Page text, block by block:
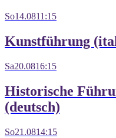
So14.0811:15
Kunstführung
Sa20.0816:15
Historische
(deutsch)
So21.0814:15